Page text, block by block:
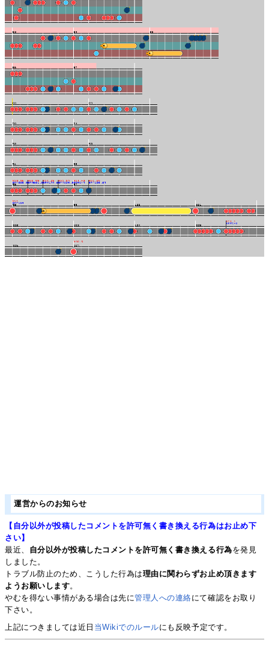
運営からのお知らせ
【自分以外が投稿したコメントを許可無く書き換える行為はお止め下
さい】
最近、 自分以外が投稿したコメントを許可無く書き換える行為を発見
しました。
トラブル防止のため、こうした行為は理由に関わらずお止め頂きます
ようお願いします。
やむを得ない事情がある場合は先に管理人への連絡にて確認をお取り
下さい。
上記につきましては近日 当Wikiでのルールにも反映予定です。